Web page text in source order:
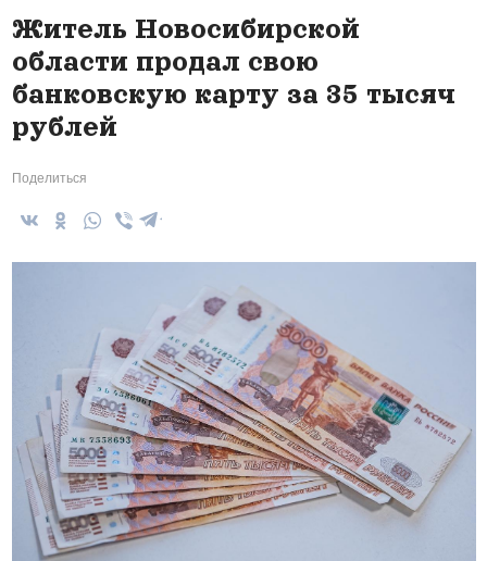
Житель Новосибирской
области продал свою
банковскую карту за 35 тысяч
рублей
Поделиться